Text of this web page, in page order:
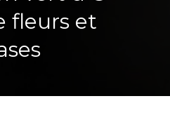
fleurs et